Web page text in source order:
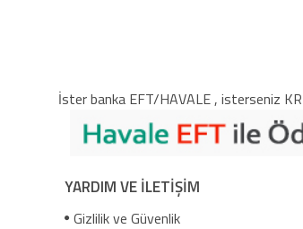
İster banka EFT/HAVALE , isterseniz
YARDIM VE İLETİŞİM
Gizlilik ve Güvenlik